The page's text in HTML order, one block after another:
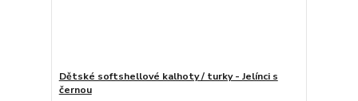
Dětské softshellové kalhoty / turky - Jelínci s
černou